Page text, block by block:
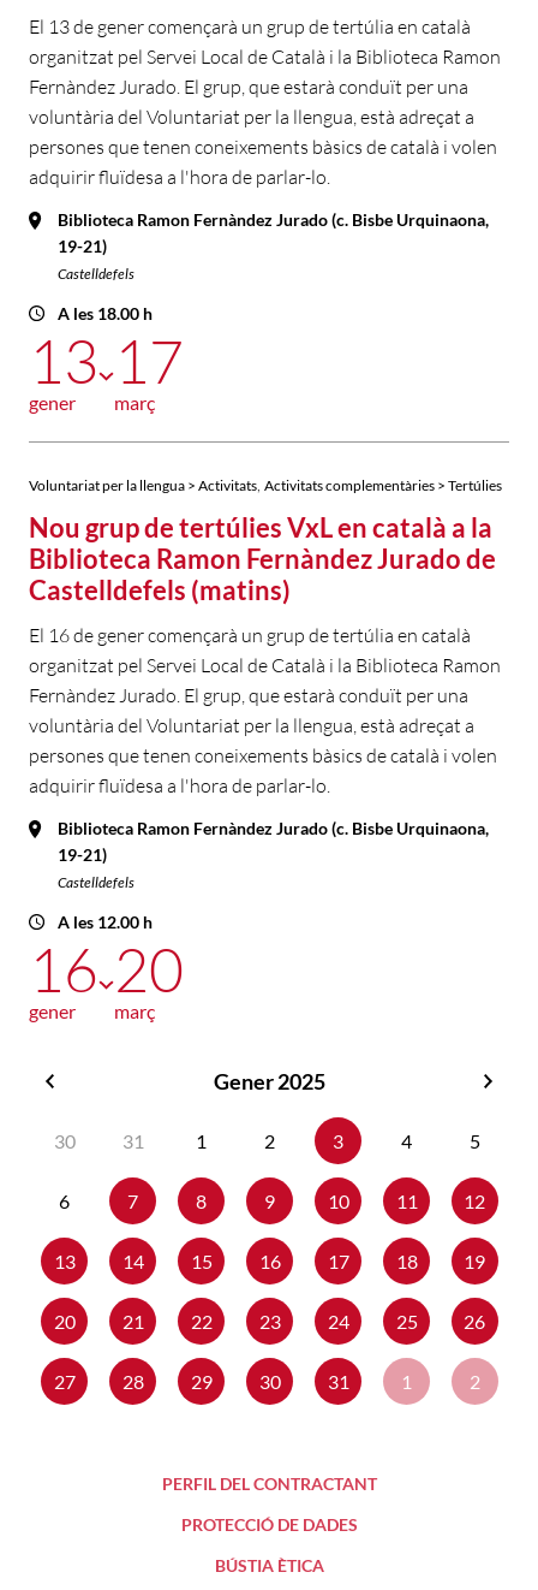
El 13 de gener començarà un grup de tertúlia en català
organitzat pel Servei Local de Català i la Biblioteca Ramon
Fernàndez Jurado. El grup, que estarà conduït per una
voluntària del Voluntariat per la llengua, està adreçat a
persones que tenen coneixements bàsics de català i volen
adquirir fluïdesa a l'hora de parlar-lo.
Biblioteca Ramon Fernàndez Jurado (c. Bisbe Urquinaona,
19-21)
Castelldefels
A les 18.00 h
13
gener
17
març
Voluntariat per la llengua > Activitats Activitats complementàries > Tertúlies
Nou grup de tertúlies VxL en català a la
Biblioteca Ramon Fernàndez Jurado de
Castelldefels (matins)
El 16 de gener començarà un grup de tertúlia en català
organitzat pel Servei Local de Català i la Biblioteca Ramon
Fernàndez Jurado. El grup, que estarà conduït per una
voluntària del Voluntariat per la llengua, està adreçat a
persones que tenen coneixements bàsics de català i volen
adquirir fluïdesa a l'hora de parlar-lo.
Biblioteca Ramon Fernàndez Jurado (c. Bisbe Urquinaona,
19-21)
Castelldefels
A les 12.00 h
16
gener
20
març
Gener 2025
30
31 1 2 3 4 5
6 7 8 9 10 11 12
13 14 15 16 17 18 19
20 21 22 23 24 25 26
27 28 29 30 31 1 2
PERFIL DEL CONTRACTANT
PROTECCIÓ DE DADES
BÚSTIA ÈTICA